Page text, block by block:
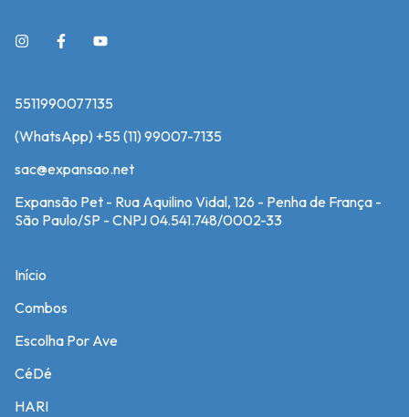
5511990077135
(WhatsApp) +55 (11) 99007-7135
sac@expansao.net
Expansão Pet - Rua Aquilino Vidal, 126 - Penha de França -
São Paulo/SP - CNPJ 04.541.748/0002-33
Início
Combos
Escolha Por Ave
CéDé
HARI